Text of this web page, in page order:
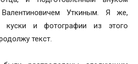
Валентиновичем Уткиным. Я же,
куски и фотографии из этого
текст.